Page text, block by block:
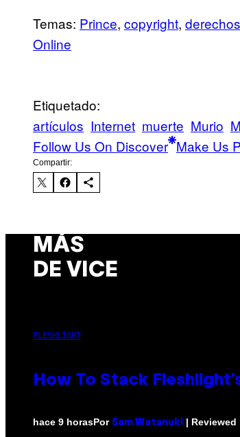
Temas: Prince, copyright,
Online
Etiquetado:
artículos Internet muerte Murio
Follow Us On Discover Make Us
Compartir:
MÁS
DE VICE
FLESHLIGHT
How To Stack
hace 9 horasPor Sam Watanuki | Reviewed